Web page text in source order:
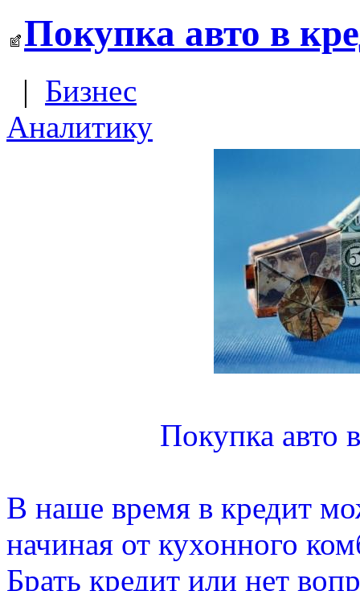
Покупка авто в
| Бизнес
Аналитику
Покупка авто
В наше время в кредит
начиная от кухонного
Брать кредит или нет